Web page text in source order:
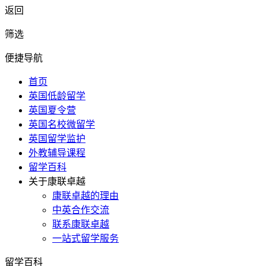
返回
筛选
便捷导航
首页
英国低龄留学
英国夏令营
英国名校微留学
英国留学监护
外教辅导课程
留学百科
关于康联卓越
康联卓越的理由
中英合作交流
联系康联卓越
一站式留学服务
留学百科